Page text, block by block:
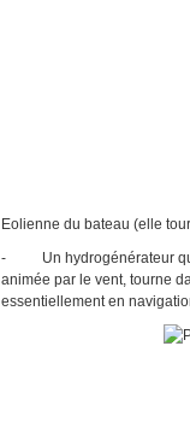
Eolienne du bateau (elle
- Un hydrogénérateur qui
animée par le vent, tourne
essentiellement en